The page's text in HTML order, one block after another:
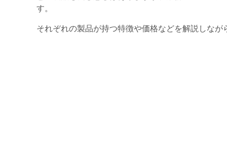
す。
それぞれの製品が持つ特徴や価格などを解説しなが